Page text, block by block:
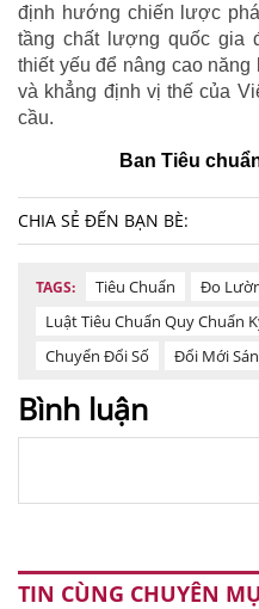
định hướng chiến lược
tầng chất lượng quốc gia
thiết yếu để nâng cao
và khẳng định vị thế của
cầu.
Ban Tiêu
CHIA SẺ ĐẾN BẠN BÈ:
TAGS: Tiêu Chuẩn Đo
Luật Tiêu Chuẩn Quy Chuẩn
Chuyển Đổi Số
Đổi Mới
Bình luận
TIN CÙNG CHUYÊN